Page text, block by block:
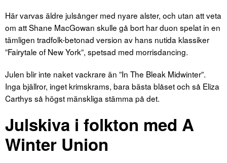
Här varvas äldre julsånger med nyare alster, och utan att veta
om att Shane MacGowan skulle gå bort har duon spelat in en
tämligen tradfolk-betonad version av hans nutida klassiker
”Fairytale of New York”, spetsad med morrisdancing.
Julen blir inte naket vackrare än ”In The Bleak Midwinter”.
Inga bjällror, inget krimskrams, bara bästa blåset och så Eliza
Carthys så högst mänskliga stämma på det.
Julskiva i folkton med A
Winter Union